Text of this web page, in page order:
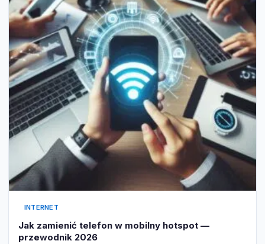
INTERNET
Jak zamienić telefon w mobilny hotspot —
przewodnik 2026